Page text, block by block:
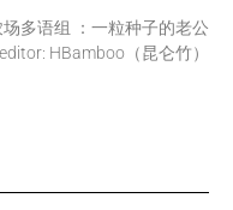
多语组 ：一粒种子的老公
HBamboo（昆仑竹）